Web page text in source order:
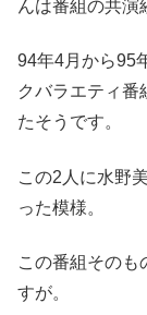
んは番組の共演
94年4月から95
クバラエティ番
たそうです。
この2人に水野
った模様。
この番組そのも
すが。